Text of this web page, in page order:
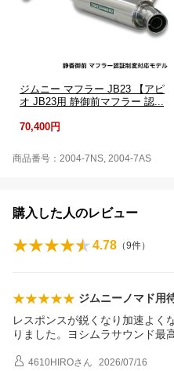
ジムニー マフラー JB23 【アピ
オ JB23用 静御前マフラー 認...
70,400円
商品番号：2004-7NS, 2004-7AS
購入した人のレビュー
4.78 （9件）
ジムニーノマド用
レスポンスが鋭くなり加速よく
りました。ヨシムラサウンド最
4610HIROさん 2026/07/16